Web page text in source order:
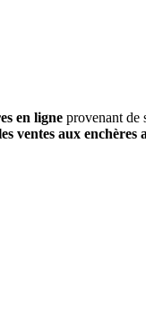
en ligne provenant de
ventes aux